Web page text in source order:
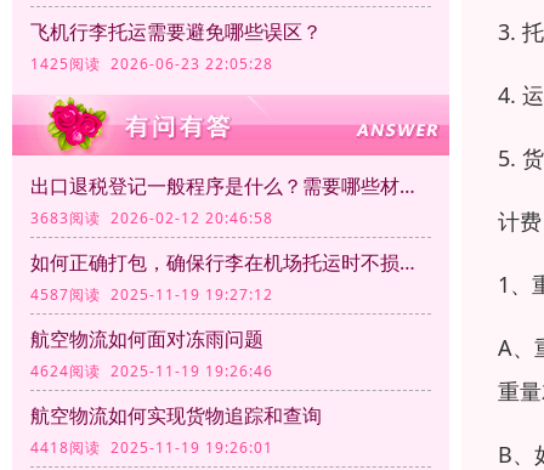
飞机行李托运需要避免哪些误区？
1425阅读 2026-06-23 22:05:28
出口退税登记一般程序是什么？需要哪些材料？
3683阅读 2026-02-12 20:46:58
如何正确打包，确保行李在机场托运时不损坏？
4587阅读 2025-11-19 19:27:12
航空物流如何面对冻雨问题
4624阅读 2025-11-19 19:26:46
航空物流如何实现货物追踪和查询
4418阅读 2025-11-19 19:26:01
3.
4.
5.
计费
1、
A、
重
B、